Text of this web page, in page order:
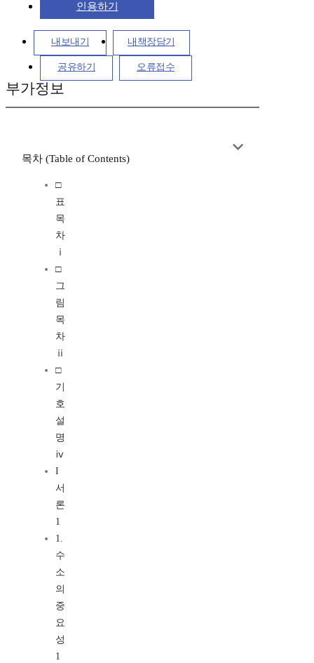
인용하기
내보내기 내책장담기
공유하기 오류접수
부가정보
목차 (Table of Contents)
□
표
목
차
ⅰ
□
그
림
목
차
ⅱ
□
기
호
설
명
ⅳ
I
서
론
1
1.
수
소
의
중
요
성
1